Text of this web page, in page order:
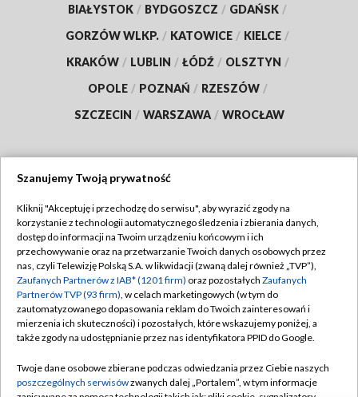
BIAŁYSTOK / BYDGOSZCZ / GDAŃSK /
GORZÓW WLKP. / KATOWICE / KIELCE /
KRAKÓW / LUBLIN / ŁÓDŹ / OLSZTYN /
OPOLE / POZNAŃ / RZESZÓW /
SZCZECIN / WARSZAWA / WROCŁAW
TVP
Abonament TVP
Emisja w TVP
Centrum informacji TVP
Naziemna Telewizja Cyfrowa
Rada Programowa
Regulamin TVP
Polityka prywatności
Moje zgody
Pomoc
Kontakt
Szanujemy Twoją prywatność
Kliknij "Akceptuję i przechodzę do serwisu", aby wyrazić zgody na
korzystanie z technologii automatycznego śledzenia i zbierania danych,
dostęp do informacji na Twoim urządzeniu końcowym i ich
przechowywanie oraz na przetwarzanie Twoich danych osobowych przez
nas, czyli Telewizję Polską S.A. w likwidacji (zwaną dalej również „TVP”),
Zaufanych Partnerów z IAB* (1201 firm) oraz pozostałych Zaufanych
Partnerów TVP (93 firm), w celach marketingowych (w tym do
zautomatyzowanego dopasowania reklam do Twoich zainteresowań i
mierzenia ich skuteczności) i pozostałych, które wskazujemy poniżej, a
także zgody na udostępnianie przez nas identyfikatora PPID do Google.
Twoje dane osobowe zbierane podczas odwiedzania przez Ciebie naszych
poszczególnych serwisówzwanych dalej „Portalem”, w tym informacje